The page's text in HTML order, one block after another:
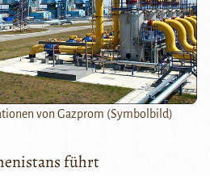
von Gazprom (Symbolbild)
führt